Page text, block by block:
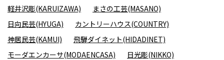
軽井沢彫(KARUIZAWA)
まさの工芸(MASANO)
日向民芸(HYUGA)
カントリーハウス(COUNTRY)
神居民芸(KAMUI)
飛騨ダイネット(HIDADINET)
モーダエンカーサ(MODAENCASA)
日光彫(NIKKO)